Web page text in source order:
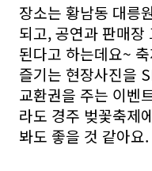
장소는 황남동 대릉
되고, 공연과 판매장
된다고 하는데요~
즐기는 현장사진을
교환권을 주는 이벤
라도 경주 벚꽃축제
봐도 좋을 것 같아요.